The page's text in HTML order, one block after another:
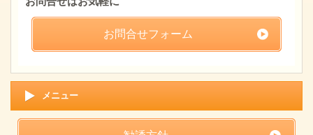
お問合せフォーム
メニュー